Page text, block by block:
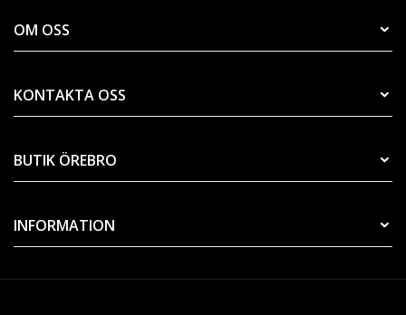
OM OSS
KONTAKTA OSS
BUTIK ÖREBRO
INFORMATION